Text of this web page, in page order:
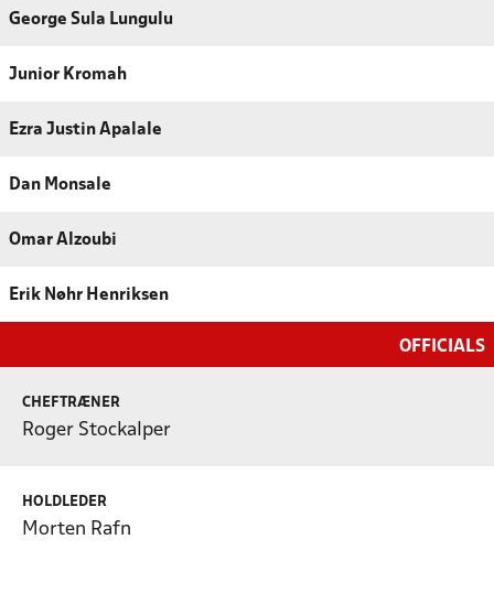
George Sula Lungulu
Junior Kromah
Ezra Justin Apalale
Dan Monsale
Omar Alzoubi
Erik Nøhr Henriksen
OFFICIALS
CHEFTRÆNER
Roger Stockalper
HOLDLEDER
Morten Rafn